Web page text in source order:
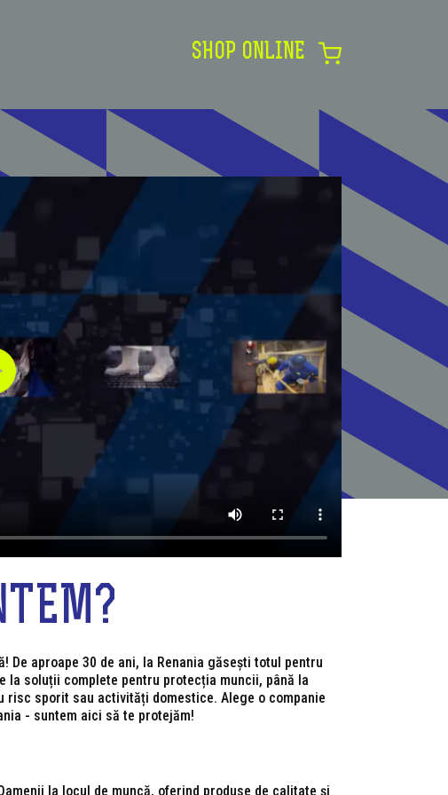
SHOP ONLINE
De aproape 30 de ani, la Renania găsești totul pentru
la soluții complete pentru protecția muncii, până la
risc sporit sau activități domestice. Alege o companie
- suntem aici să te protejăm!
la locul de muncă, oferind produse de calitate și